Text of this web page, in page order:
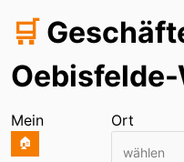
🛒
Mein
🏠
Ort
wählen